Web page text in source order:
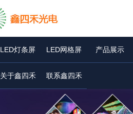
LED灯条屏 LED网格屏 产品展示
关于鑫四禾 联系鑫四禾